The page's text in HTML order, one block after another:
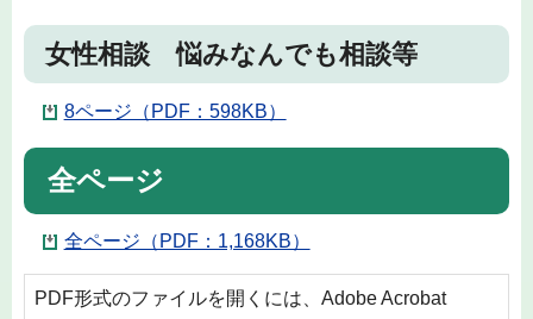
女性相談 悩みなんでも相談等
8ページ（PDF：598KB）
全ページ
全ページ（PDF：1,168KB）
PDF形式のファイルを開くには、Adobe Acrobat